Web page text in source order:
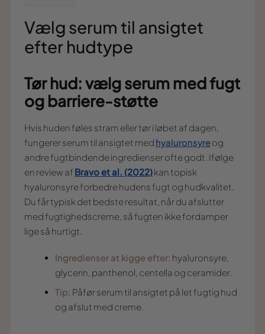
Vælg serum til ansigtet
efter hudtype
Tør hud: vælg serum med fugt
og barriere-støtte
Hvis huden føles stram eller tør i løbet af dagen,
fungerer serum til ansigtet med hyaluronsyreog
andre fugtbindende ingredienser ofte godt. Ifølge
en review af Bravo et al. (2022)kan topisk
hyaluronsyre forbedre hudens fugt og hudkvalitet.
Du får typisk det bedste resultat, når du afslutter
med fugtighedscreme, så fugten ikke fordamper
lige så hurtigt.
Ingredienser at kigge efter: hyaluronsyre,
glycerin, panthenol, centella og ceramider.
Tip: Påfør serum til ansigtet på let fugtig hud
og afslut med creme.